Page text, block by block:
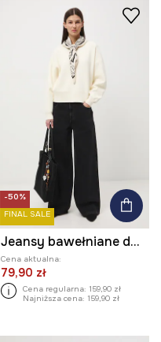
-50%
FINAL SALE
Jeansy bawełniane damskie wide leg z efektem sprania
Cena aktualna:
79,90 zł
Cena regularna: 159,90 zł
Najniższa cena: 159,90 zł